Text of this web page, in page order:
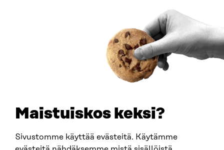
Maistuiskos keksi?
Sivustomme käyttää evästeitä. Käytämme
Suomi pelinrakentajana geotalouden ajassa